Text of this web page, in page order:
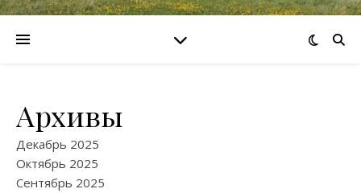
Архивы
Декабрь 2025
Октябрь 2025
Сентябрь 2025